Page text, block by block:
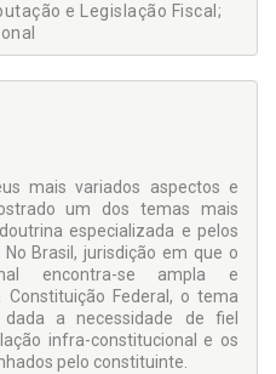
e Legislação Fiscal;
mais variados aspectos e
um dos temas mais
especializada e pelos
Brasil, jurisdição em que o
encontra-se ampla e
Federal, o tema
a necessidade de fiel
infra-constitucional e os
pelo constituinte.